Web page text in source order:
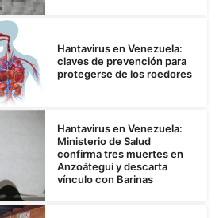
Hantavirus en Venezuela:
claves de prevención para
protegerse de los roedores
Hantavirus en Venezuela:
Ministerio de Salud
confirma tres muertes en
Anzoátegui y descarta
vínculo con Barinas